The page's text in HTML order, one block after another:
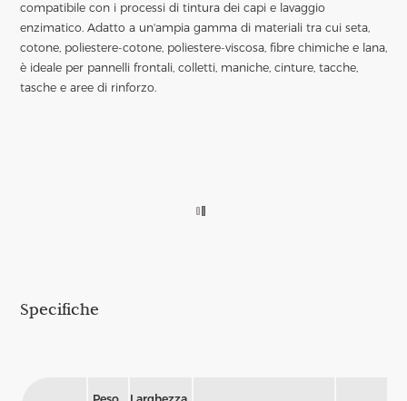
compatibile con i processi di tintura dei capi e lavaggio
enzimatico. Adatto a un'ampia gamma di materiali tra cui seta,
cotone, poliestere-cotone, poliestere-viscosa, fibre chimiche e lana,
è ideale per pannelli frontali, colletti, maniche, cinture, tacche,
tasche e aree di rinforzo.
Specifiche